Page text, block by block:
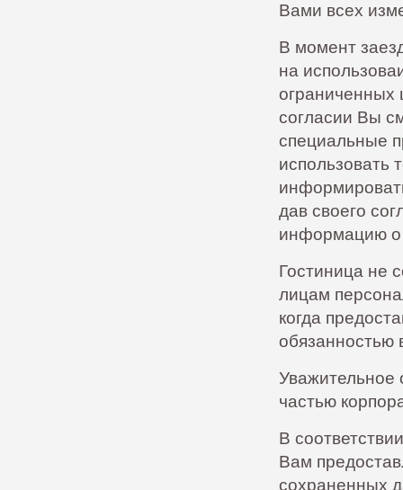
Вами всех
В момент
на
ограниченных
согласии Вы
специальные
использовать
дав своего
информацию о
Гостиница не
лицам
когда
обязанностью
Уважительное
частью
В
Вам
сохраненных